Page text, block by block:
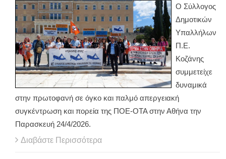
Ο Σύλλογος
Δημοτικών
Υπαλλήλων
Π.Ε.
Κοζάνης
συμμετείχε
δυναμικά
στην πρωτοφανή σε όγκο και παλμό απεργειακή
συγκέντρωση και πορεία της ΠΟΕ-ΟΤΑ στην Αθήνα την
Παρασκευή 24/4/2026.
Διαβάστε Περισσότερα